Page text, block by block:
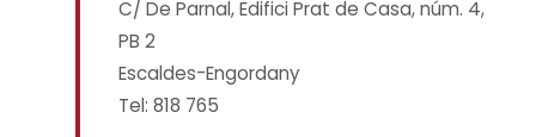
C/ De Parnal, Edifici Prat de Casa, núm. 4,
PB 2
Escaldes-Engordany
Tel: 818 765